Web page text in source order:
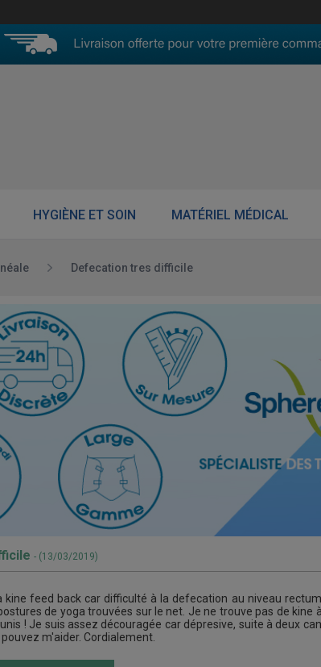
HYGIÈNE ET SOIN MATÉRIEL MÉDICAL
Defecation tres difficile
- (13/03/2019)
kine feed back car difficulté à la defecation au niveau
de yoga trouvées sur le net. Je ne trouve pas de
! Je suis assez découragée car dépresive, suite à deux
m'aider. Cordialement.